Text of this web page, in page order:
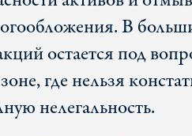
В
остается под
где нельзя
нелегальность.